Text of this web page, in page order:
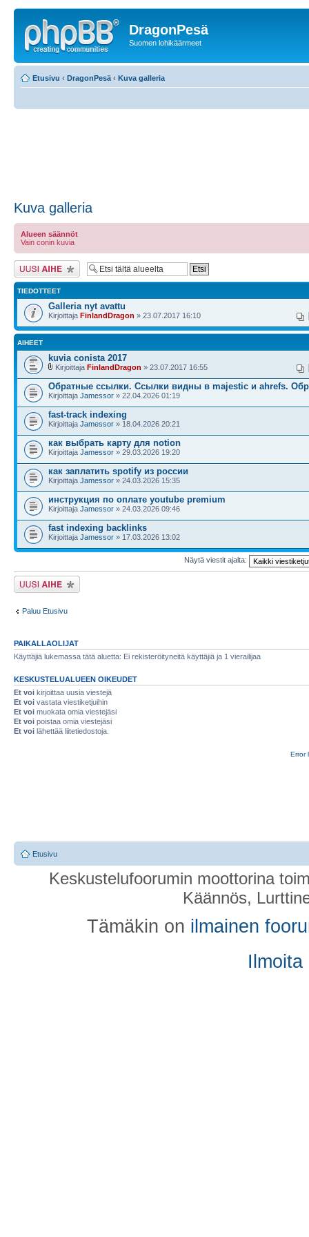
DragonPesä
Suomen lohikäärmeet
Etusivu ‹ DragonPesä ‹ Kuva galleria
Kuva galleria
Alueen säännöt
Vain conin kuvia
Lähetä uusi viesti
TIEDOTTEET
Galleria nyt avattu
Kirjoittaja FinlandDragon » 23.07.2017 16:10
AIHEET
kuvia conista 2017
Kirjoittaja FinlandDragon » 23.07.2017 16:55
Обратные ссылки. Cсылки видны в majestic и ahrefs.
Kirjoittaja Jamessor » 22.04.2026 01:19
fast-track indexing
Kirjoittaja Jamessor » 18.04.2026 20:21
как выбрать карту для notion
Kirjoittaja Jamessor » 29.03.2026 19:20
как заплатить spotify из россии
Kirjoittaja Jamessor » 24.03.2026 15:35
инструкция по оплате youtube premium
Kirjoittaja Jamessor » 24.03.2026 09:46
fast indexing backlinks
Kirjoittaja Jamessor » 17.03.2026 13:02
Näytä viestit ajalta:
Lähetä uusi viesti
Paluu Etusivu
PAIKALLAOLIJAT
Käyttäjiä lukemassa tätä aluetta: Ei rekisteröityneitä käyttäjiä ja 1 vierailijaa
KESKUSTELUALUEEN OIKEUDET
Et voi kirjoittaa uusia viestejä
Et voi vastata viestiketjuihin
Et voi muokata omia viestejäsi
Et voi poistaa omia viestejäsi
Et voi lähettää liitetiedostoja.
Error
Etusivu
Keskustelufoorumin moottorina
Käännös,
Tämäkin on ilmainen